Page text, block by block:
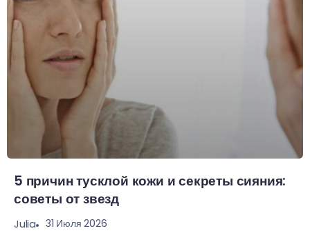
5 причин тусклой кожи и секреты сияния:
советы от звезд
Julia 31 Июля 2026